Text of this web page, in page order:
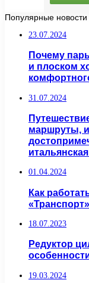
Популярные новости
23.07.2024
Почему
и плоском
31.07.2024
маршруты,
01.04.2024
Как
«Транспорт»
18.07.2023
Редуктор
19.03.2024